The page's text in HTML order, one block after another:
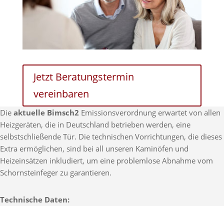
Jetzt Beratungstermin
vereinbaren
Die aktuelle Bimsch2 Emissionsverordnung erwartet von allen
Heizgeräten, die in Deutschland betrieben werden, eine
selbstschließende Tür. Die technischen Vorrichtungen, die dieses
Extra ermöglichen, sind bei all unseren Kaminöfen und
Heizeinsätzen inkludiert, um eine problemlose Abnahme vom
Schornsteinfeger zu garantieren.
Technische Daten: